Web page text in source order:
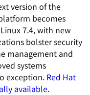
version of the
becomes
7.4, with new
bolster security
management and
systems
exception. Red Hat
available.